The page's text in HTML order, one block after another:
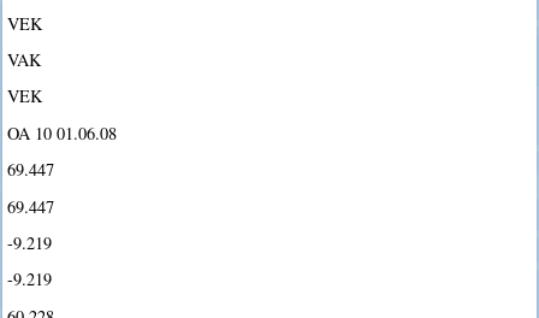
VEK
VAK
VEK
OA 10 01.06.08
69.447
69.447
-9.219
-9.219